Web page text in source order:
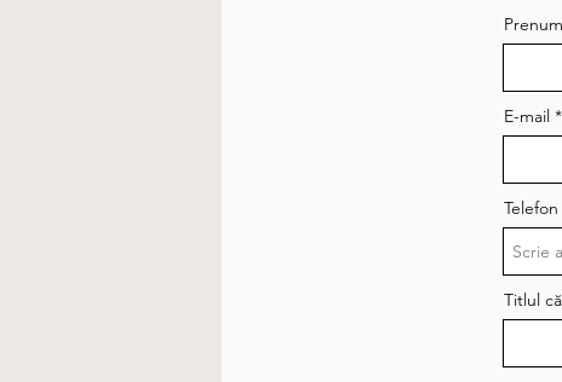
E-mail
Telefon
Titlul